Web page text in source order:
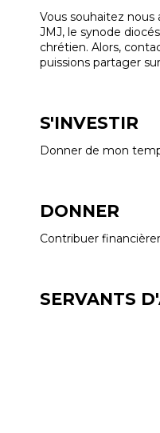
Vous souhaitez
JMJ, le synode
chrétien. Alors,
puissions partager
S'INVESTIR
Donner de mon
DONNER
Contribuer
SERVANTS